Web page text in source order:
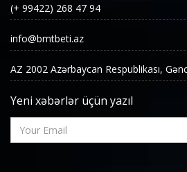
(+ 99422) 268 47 94
info@bmtbeti.az
AZ 2002 Azərbaycan Respublikası,
Yeni xəbərlər üçün yazıl